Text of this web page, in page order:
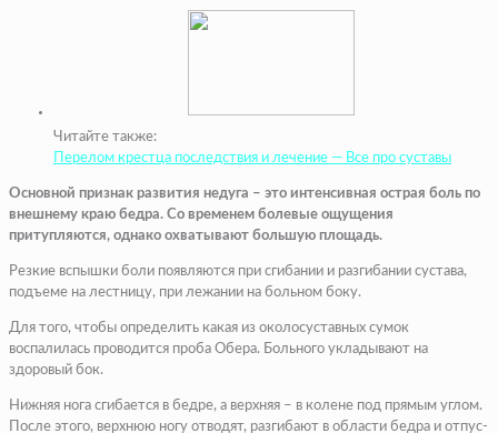
Читайте также:
Перелом крестца последствия и лечение — Все про суставы
Основной признак развития недуга – это интенсивная острая боль по
внешнему краю бедра. Со временем болевые ощущения
притупляются, однако охватывают большую площадь.
Резкие вспышки боли появляются при сгибании и разгибании сустава,
подъеме на лестницу, при лежании на больном боку.
Для того, чтобы определить какая из околосуставных сумок
воспалилась проводится проба Обера. Больного укладывают на
здоровый бок.
Нижняя нога сгибается в бедре, а верхняя – в колене под прямым углом.
После этого, верхнюю ногу отводят, разгибают в области бедра и отпус­